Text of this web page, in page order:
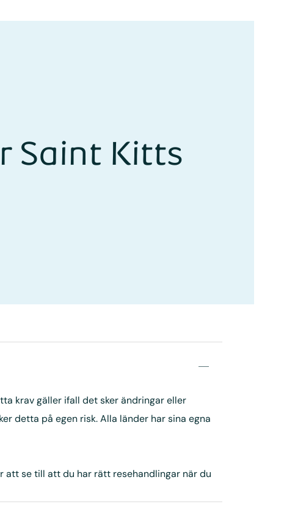
Saint Kitts
krav gäller ifall det sker ändringar eller
detta på egen risk. Alla länder har sina egna
att se till att du har rätt resehandlingar när du